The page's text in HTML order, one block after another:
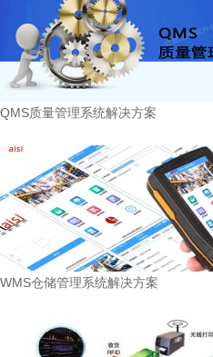
QMS质量管理系统解决方案
WMS仓储管理系统解决方案